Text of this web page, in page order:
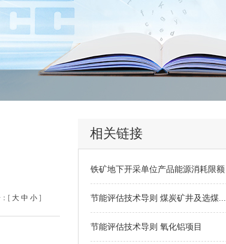
[ 大 中 小 ]
相关链接
铁矿地下开采单位产品能源消耗限额
节能评估技术导则 煤炭矿井及选煤...
节能评估技术导则 氧化铝项目